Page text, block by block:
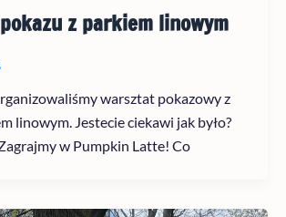
z parkiem linowym
warsztat pokazowy z
linowym. Jestecie ciekawi jak było?
w Pumpkin Latte! Co